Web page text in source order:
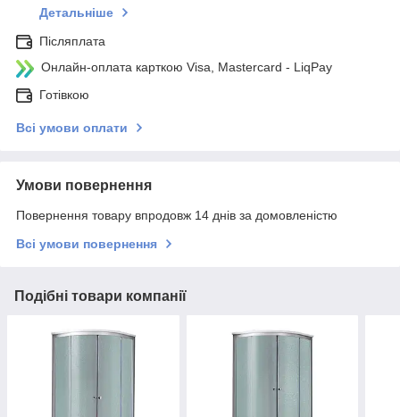
Детальніше
Післяплата
Онлайн-оплата карткою Visa, Mastercard - LiqPay
Готівкою
Всі умови оплати
Умови повернення
Повернення товару впродовж 14 днів за домовленістю
Всі умови повернення
Подібні товари компанії